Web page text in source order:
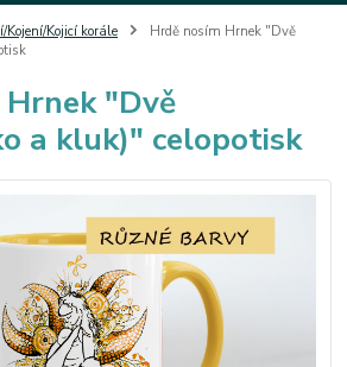
Kojení/Kojicí korále
Hrdě nosím Hrnek "Dvě
"Dvě
a kluk)" celopotisk